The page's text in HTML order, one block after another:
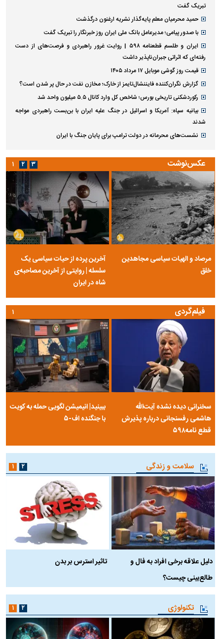
تبریک گفت
حمید محرمیان معلم پایه‌گذار نشریه ارغنون درگذشت
با صدور پیامی؛ مدیرعامل بانک ملی ایران روز خبرنگار را تبریک گفت
ایران و طلسم قطعنامه ۵۹۸ | روایت غرور راهبردی و فرصت‌های از دست
رفته‌ای که اثراتی جبران‌ناپذیر داشت
قیمت روز گوشی موبایل ۱۷ مرداد ۱۴۰۵
گزارش نگران‌کننده فایننشال‌تایمز از خارک؛ مخازن نفت در حال پر شدن است؟
رکوردشکنی تاریخی بورس؛ شاخص کل وارد کانال ۵.۵ میلیون واحد شد
بیانیه سپاه: آمریکا و اسرائیل در جنگ علیه ایران با بن‌بست راهبردی مواجه
شدند
نشست‌های محرمانه در دولت ترامپ برای پایان جنگ با ایران
عکس‌نوشت
مرصاد و الهیات سیاسی مجاهدین
خلق
آخرین پرده از حیات سیاسی یک
سلسله | روایتی از آخرین مصاحبه‌ی
شاه در ایران
۱ ۲ ۳
فیلم‌گردی
سخنرانی دیده نشده آیت‌الله
هاشمی رفسنجانی درباره پذیرش
قطع نامه۵۹۸
ببینید| انیمیشن لگویی حمله به کویت
با جنگنده اف-۵
۱
سلامت و زندگی
دلیل علاقه برخی افراد به فال و
طالع‌بینی چیست؟
تاثیر استرس بر بدن
۱ ۲
تکنولوژی ۱ ۲